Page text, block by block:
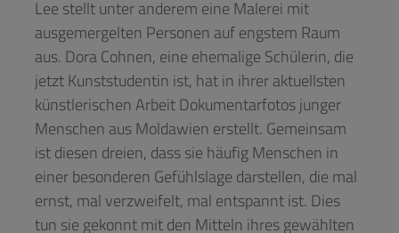
Lee stellt unter anderem eine Malerei mit
ausgemergelten Personen auf engstem Raum
aus. Dora Cohnen, eine ehemalige Schülerin, die
jetzt Kunststudentin ist, hat in ihrer aktuellsten
künstlerischen Arbeit Dokumentarfotos junger
Menschen aus Moldawien erstellt. Gemeinsam
ist diesen dreien, dass sie häufig Menschen in
einer besonderen Gefühlslage darstellen, die mal
ernst, mal verzweifelt, mal entspannt ist. Dies
tun sie gekonnt mit den Mitteln ihres gewählten